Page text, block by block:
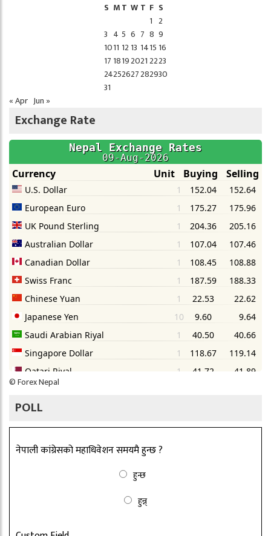
S MT W T F S
1 2
3 4 5 6 7 8 9
1011 12 13 1415 16
17 181920212223
24252627282930
31
« Apr Jun »
Exchange Rate
©Forex Nepal
POLL
नेपाली कांग्रेसको महाधिवेशन समयमै हुन्छ ?
हुन्छ
हुन्न्